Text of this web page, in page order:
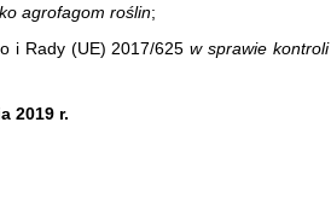
agrofagom roślin;
i Rady (UE) 2017/625w sprawie kontroli
2019 r.